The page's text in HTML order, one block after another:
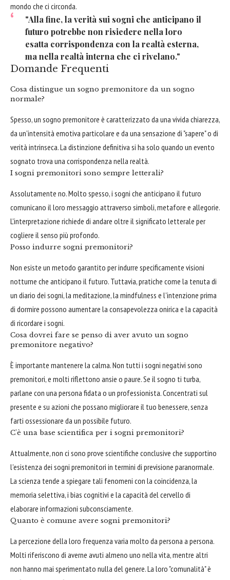
mondo che ci circonda.
"Alla fine, la verità sui sogni che anticipano il
futuro potrebbe non risiedere nella loro
esatta corrispondenza con la realtà esterna,
ma nella realtà interna che ci rivelano."
Domande Frequenti
Cosa distingue un sogno premonitore da un sogno
normale?
Spesso, un sogno premonitore è caratterizzato da una vivida chiarezza,
da un'intensità emotiva particolare e da una sensazione di "sapere" o di
verità intrinseca. La distinzione definitiva si ha solo quando un evento
sognato trova una corrispondenza nella realtà.
I sogni premonitori sono sempre letterali?
Assolutamente no. Molto spesso, i sogni che anticipano il futuro
comunicano il loro messaggio attraverso simboli, metafore e allegorie.
L'interpretazione richiede di andare oltre il significato letterale per
cogliere il senso più profondo.
Posso indurre sogni premonitori?
Non esiste un metodo garantito per indurre specificamente visioni
notturne che anticipano il futuro. Tuttavia, pratiche come la tenuta di
un diario dei sogni, la meditazione, la mindfulness e l'intenzione prima
di dormire possono aumentare la consapevolezza onirica e la capacità
di ricordare i sogni.
Cosa dovrei fare se penso di aver avuto un sogno
premonitore negativo?
È importante mantenere la calma. Non tutti i sogni negativi sono
premonitori, e molti riflettono ansie o paure. Se il sogno ti turba,
parlane con una persona fidata o un professionista. Concentrati sul
presente e su azioni che possano migliorare il tuo benessere, senza
farti ossessionare da un possibile futuro.
C'è una base scientifica per i sogni premonitori?
Attualmente, non ci sono prove scientifiche conclusive che supportino
l'esistenza dei sogni premonitori in termini di previsione paranormale.
La scienza tende a spiegare tali fenomeni con la coincidenza, la
memoria selettiva, i bias cognitivi e la capacità del cervello di
elaborare informazioni subconsciamente.
Quanto è comune avere sogni premonitori?
La percezione della loro frequenza varia molto da persona a persona.
Molti riferiscono di averne avuti almeno uno nella vita, mentre altri
non hanno mai sperimentato nulla del genere. La loro "comunalità" è